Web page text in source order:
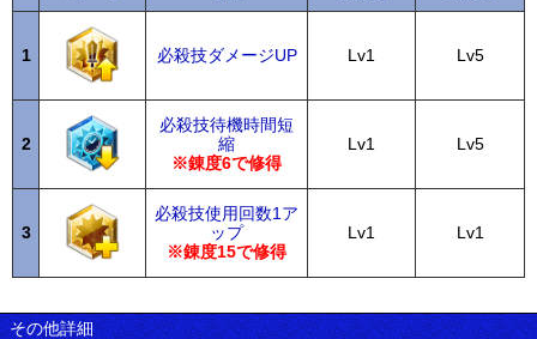
1 必殺技ダメージUP Lv1 Lv5
2
必殺技待機時間短
縮
※錬度6で修得
Lv1 Lv5
3
必殺技使用回数1ア
ップ
※錬度15で修得
Lv1 Lv1
その他詳細